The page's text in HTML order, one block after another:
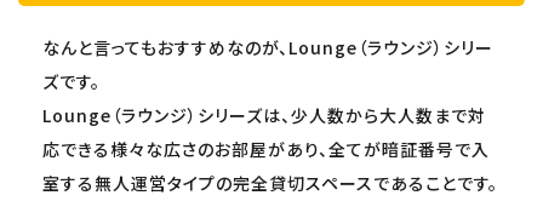
なんと言ってもおすすめなのが、Lounge（ラウンジ）シリー
ズです。
Lounge（ラウンジ）シリーズは、少人数から大人数まで対
応できる様々な広さのお部屋があり、全てが暗証番号で入
室する無人運営タイプの完全貸切スペースであることです。